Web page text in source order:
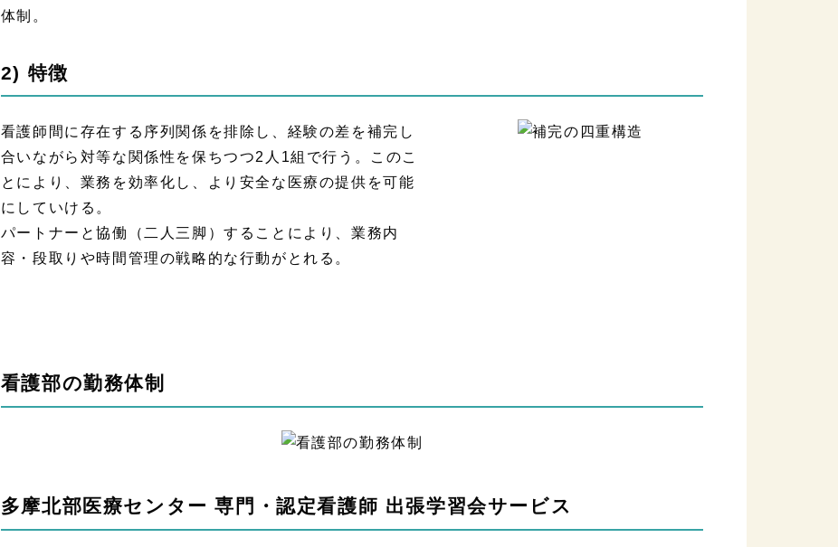
体制。
2) 特徴
看護師間に存在する序列関係を排除し、経験の差を補完し
合いながら対等な関係性を保ちつつ2人1組で行う。このこ
とにより、業務を効率化し、より安全な医療の提供を可能
にしていける。
パートナーと協働（二人三脚）することにより、業務内
容・段取りや時間管理の戦略的な行動がとれる。
看護部の勤務体制
多摩北部医療センター 専門・認定看護師 出張学習会サービス